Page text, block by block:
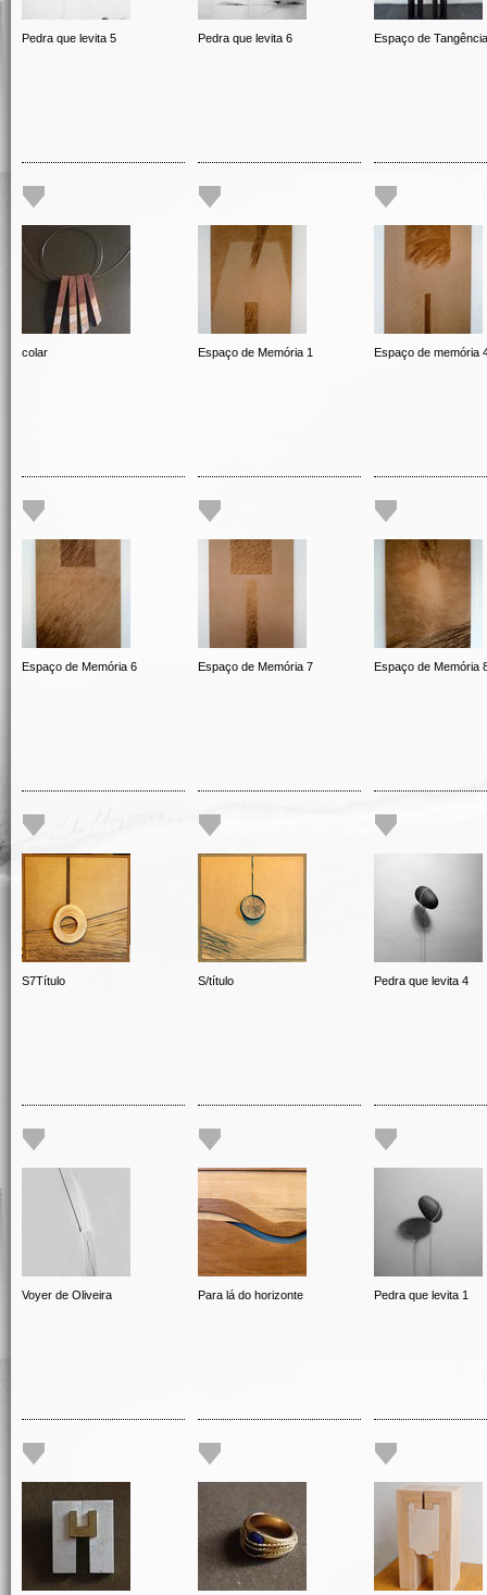
Pedra que levita 5 Pedra que levita 6 Espaço de Tangência
colar Espaço de Memória 1 Espaço de memória
Espaço de Memória 6 Espaço de Memória 7 Espaço de Memória
S7Título S/título Pedra que levita 4
Voyer de Oliveira Para lá do horizonte Pedra que levita 1